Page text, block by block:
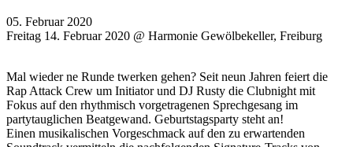
05. Februar 2020
Freitag 14. Februar 2020 @ Harmonie Gewölbekeller, Freiburg
Mal wieder ne Runde twerken gehen? Seit neun Jahren feiert die
Rap Attack Crew um Initiator und DJ Rusty die Clubnight mit
Fokus auf den rhythmisch vorgetragenen Sprechgesang im
partytauglichen Beatgewand. Geburtstagsparty steht an!
Einen musikalischen Vorgeschmack auf den zu erwartenden